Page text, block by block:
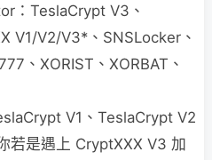
：TeslaCrypt V3、
V1/V2/V3*、SNSLocker、
、XORIST、XORBAT、
V1、TeslaCrypt V2
若是遇上 CryptXXX V3 加